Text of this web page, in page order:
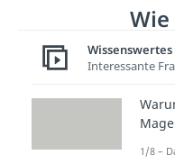
Wissenswertes
Interessante
1/8 –